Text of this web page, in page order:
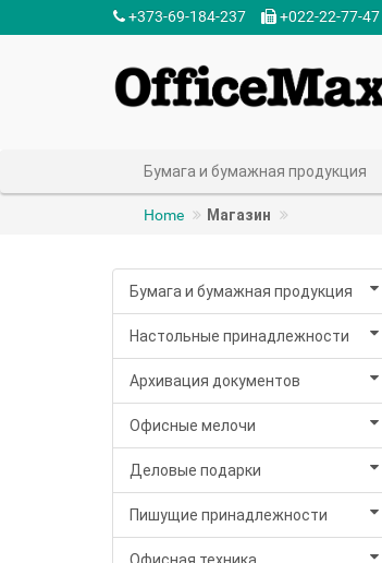
+373-69-184-237‬ +022-22-77-47‬
Бумага и бумажная продукция
Home Магазин
Бумага и бумажная продукция
Настольные принадлежности
Архивация документов
Офисные мелочи
Деловые подарки
Пишущие принадлежности